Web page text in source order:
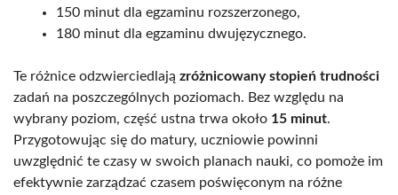
150 minut dla egzaminu rozszerzonego,
180 minut dla egzaminu dwujęzycznego.
Te różnice odzwierciedlają zróżnicowany stopień trudności
zadań na poszczególnych poziomach. Bez względu na
wybrany poziom, część ustna trwa około 15 minut.
Przygotowując się do matury, uczniowie powinni
uwzględnić te czasy w swoich planach nauki, co pomoże im
efektywnie zarządzać czasem poświęconym na różne